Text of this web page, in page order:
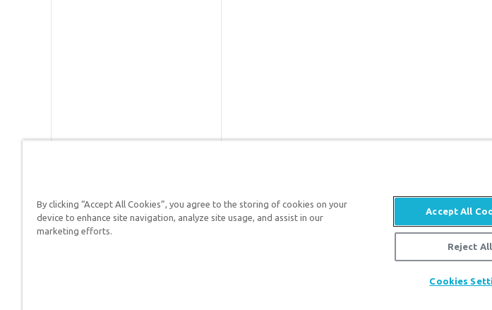
Respuestas en Génesis es un ministerio de apologética, dedicado a
defender su fe y proclamar el evangelio de Jesucristo.
By clicking “Accept All Cookies”, you agree to the storing of cookies on your
device to enhance site navigation, analyze site usage, and assist in our
marketing efforts.
Accept All
Reject All
Cookies